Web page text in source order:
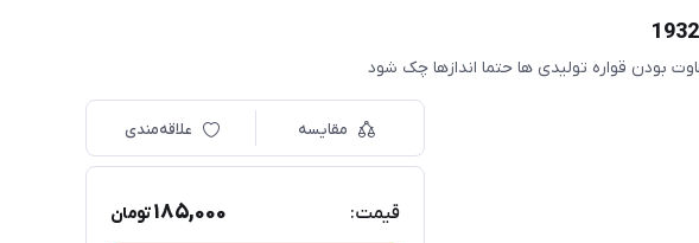
مقایسه علاقه‌مندی
قیمت: 185,000تومان